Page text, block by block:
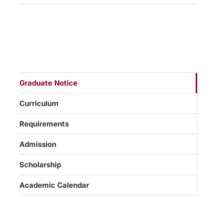
Graduate Notice
Curriculum
Requirements
Admission
Scholarship
Academic Calendar